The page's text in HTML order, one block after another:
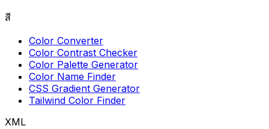
สี
Color Converter
Color Contrast Checker
Color Palette Generator
Color Name Finder
CSS Gradient Generator
Tailwind Color Finder
XML